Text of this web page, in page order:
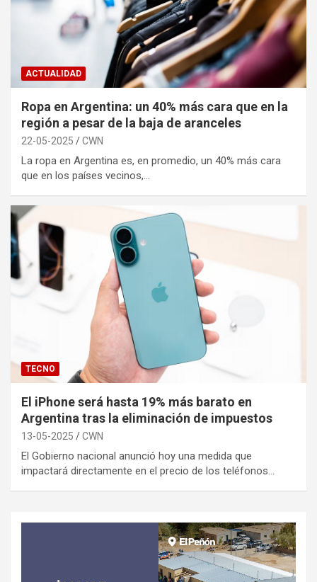
ACTUALIDAD
Ropa en Argentina: un 40% más cara que en la
región a pesar de la baja de aranceles
22-05-2025 CWN
La ropa en Argentina es, en promedio, un 40% más cara
que en los países vecinos,…
TECNO
El iPhone será hasta 19% más barato en
Argentina tras la eliminación de impuestos
13-05-2025 CWN
El Gobierno nacional anunció hoy una medida que
impactará directamente en el precio de los teléfonos…